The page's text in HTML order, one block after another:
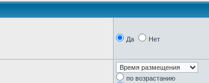
Да Нет
по возрастанию